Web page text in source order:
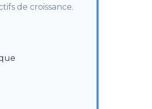
de croissance.